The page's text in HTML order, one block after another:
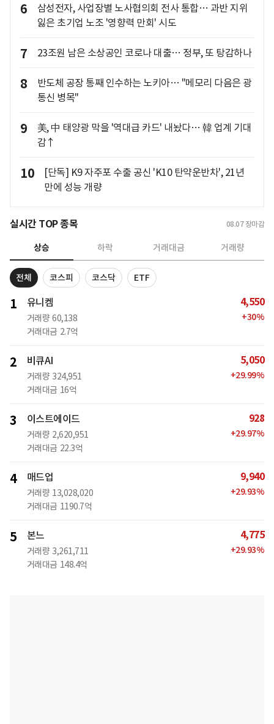
6
삼성전자, 사업장별 노사협의회 전사 통합… 과반 지위
잃은 초기업 노조 '영향력 만회' 시도
7 23조원 남은 소상공인 코로나 대출… 정부, 또 탕감하나
8
반도체 공장 통째 인수하는 노키아… "메모리 다음은 광
통신 병목"
9
美, 中 태양광 막을 '역대급 카드' 내놨다… 韓 업계 기대
감↑
10
[단독] K9 자주포 수출 공신 'K10 탄약운반차', 21년
만에 성능 개량
실시간 TOP 종목 08.07 장마감
상승 하락 거래대금 거래량
전체 코스피 코스닥 ETF
1 유니켐
거래량 60,138
거래대금 2.7억
4,550
+30%
2 비큐AI
거래량 324,951
거래대금 16억
5,050
+29.99%
3 이스트에이드
거래량 2,620,951
거래대금 22.3억
928
+29.97%
4 매드업
거래량 13,028,020
거래대금 1190.7억
9,940
+29.93%
5 본느
거래량 3,261,711
거래대금 148.4억
4,775
+29.93%